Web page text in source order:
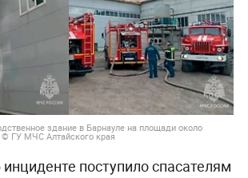
здание в Барнауле на площади около
ГУ МЧС Алтайского края
поступило спасателям